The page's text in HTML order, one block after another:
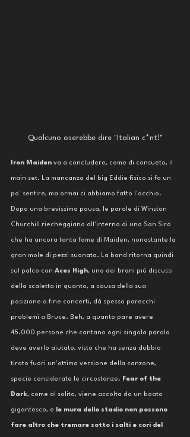
Qualcuno oserebbe dire "Italian c*nt!"
Iron Maiden va a concludere, come di consueto, il
main set. La mancanza del big Eddie fisico si fa un
po' sentire, ma ormai ci abbiamo fatto l'occhio.
Dopo una brevissima pausa, le parole di Winston
Churchill riecheggiano all'interno di uno San Siro
che ha ancora tanta fame di Maiden, nonostante la
gran mole di pezzi suonata. La band ritorna quindi
sul palco con Aces High, uno dei brani più discussi
della scaletta in quanto, a causa della sua
posizione a fine concerti, dà spesso parecchi
problemi a Bruce. Beh, a quanto pare avere
45.000 persone che cantano ogni singola parola
deve averlo aiutato, visto che ha senza dubbio
tirato fuori un'ottima versione della canzone,
specie considerate le circostanze. Fear of the
Dark, come al solito, viene accolta da un boato
gigantesco, e le mura dello stadio non possono
fare altro che tremare sotto i salti e cori del